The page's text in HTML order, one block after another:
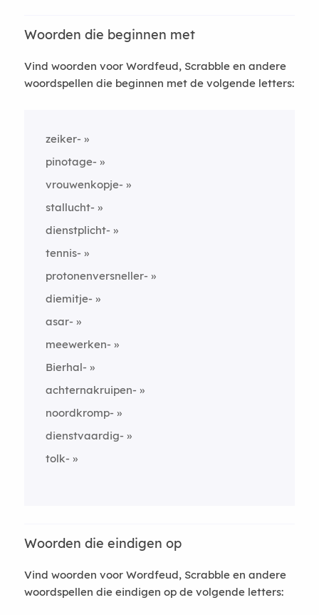
Woorden die beginnen met
Vind woorden voor Wordfeud, Scrabble en andere
woordspellen die beginnen met de volgende letters:
zeiker-
pinotage-
vrouwenkopje-
stallucht-
dienstplicht-
tennis-
protonenversneller-
diemitje-
asar-
meewerken-
Bierhal-
achternakruipen-
noordkromp-
dienstvaardig-
tolk-
Woorden die eindigen op
Vind woorden voor Wordfeud, Scrabble en andere
woordspellen die eindigen op de volgende letters: